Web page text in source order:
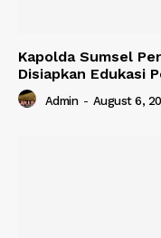
Kapolda Sumsel
Disiapkan Edukasi
Admin - August 6,